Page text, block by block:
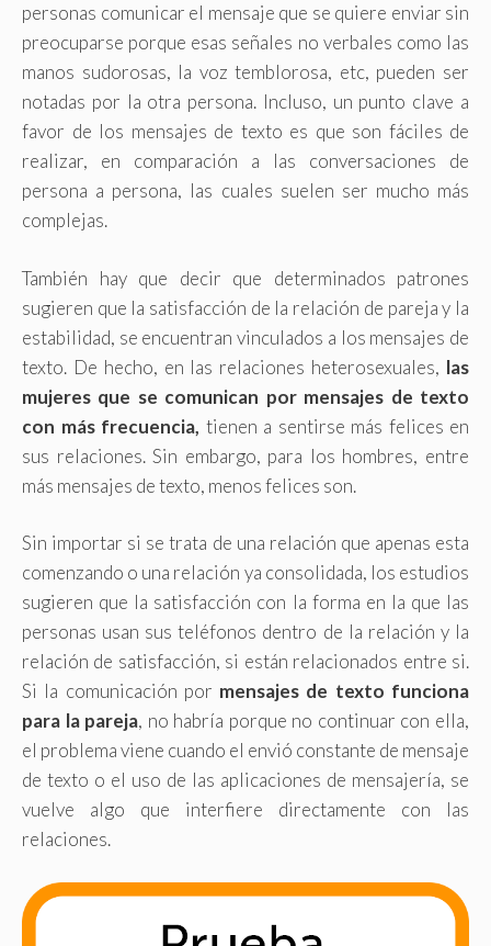
personas comunicar el mensaje que se quiere enviar sin
preocuparse porque esas señales no verbales como las
manos sudorosas, la voz temblorosa, etc, pueden ser
notadas por la otra persona. Incluso, un punto clave a
favor de los mensajes de texto es que son fáciles de
realizar, en comparación a las conversaciones de
persona a persona, las cuales suelen ser mucho más
complejas.
También hay que decir que determinados patrones
sugieren que la satisfacción de la relación de pareja y la
estabilidad, se encuentran vinculados a los mensajes de
texto. De hecho, en las relaciones heterosexuales, las
mujeres que se comunican por mensajes de texto
con más frecuencia, tienen a sentirse más felices en
sus relaciones. Sin embargo, para los hombres, entre
más mensajes de texto, menos felices son.
Sin importar si se trata de una relación que apenas esta
comenzando o una relación ya consolidada, los estudios
sugieren que la satisfacción con la forma en la que las
personas usan sus teléfonos dentro de la relación y la
relación de satisfacción, si están relacionados entre si.
Si la comunicación por mensajes de texto funciona
para la pareja, no habría porque no continuar con ella,
el problema viene cuando el envió constante de mensaje
de texto o el uso de las aplicaciones de mensajería, se
vuelve algo que interfiere directamente con las
relaciones.